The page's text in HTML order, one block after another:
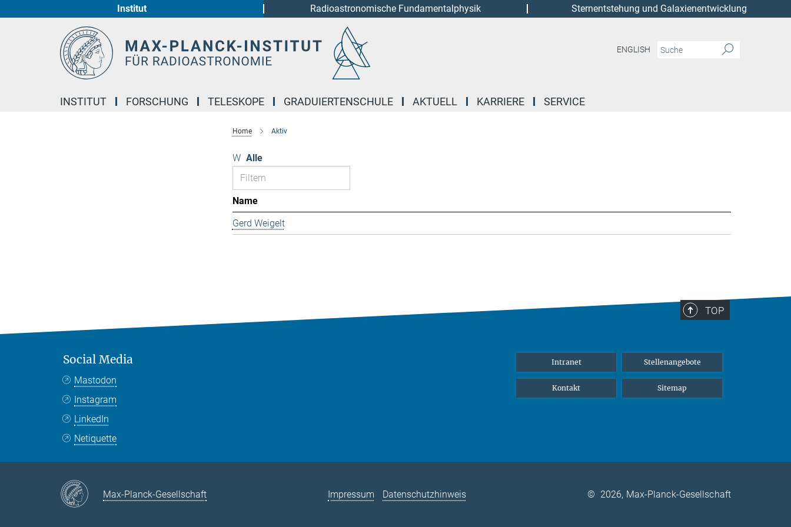
Institut Radioastronomische Fundamentalphysik Sternentstehung und Galaxienentwicklung
ENGLISH
INSTITUT FORSCHUNG TELESKOPE GRADUIERTENSCHULE AKTUELL KARRIERE SERVICE
Home Aktiv
W Alle
Name
Gerd Weigelt
TOP
Social Media
Mastodon
Instagram
LinkedIn
Netiquette
Intranet Stellenangebote
Kontakt Sitemap
Max-Planck-Gesellschaft Impressum Datenschutzhinweis © 2026, Max-Planck-Gesellschaft